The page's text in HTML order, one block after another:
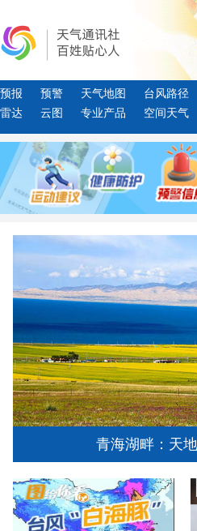
预报 预警 天气地图
台风路径
雷达
云图 专业产品 空间天气
青海湖畔：天